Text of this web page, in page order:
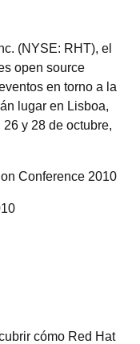
(NYSE: RHT), el
open source
en torno a la
lugar en Lisboa,
y 28 de octubre,
Conference 2010
cómo Red Hat